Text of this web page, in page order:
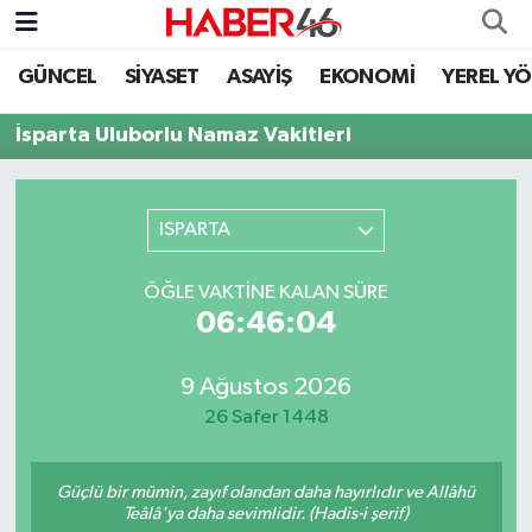
GÜNCEL SİYASET ASAYİŞ EKONOMİ YEREL
İsparta Uluborlu Namaz Vakitleri
ISPARTA
ÖĞLE VAKTINE KALAN SÜRE
06:46:04
9 Ağustos 2026
26 Safer 1448
Güçlü bir mümin, zayıf olandan daha hayırlıdır ve Allâhü
Teâlâ'ya daha sevimlidir. (Hadis-i şerif)
GÜNCEL
EKONOMİ
EĞİTİM
Nöbetçi Eczaneler
Kahramanmaraş Namaz Vakitleri
Süper Lig Puan Durumu ve Fikstür
Tüm Manşetler
Haber Arşivi